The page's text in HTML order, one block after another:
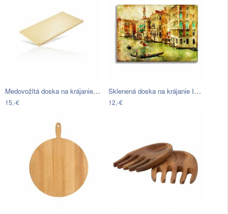
Medovožltá doska na krájanie Zone…
15,-€
Sklenená doska na krájanie Insigne…
12,-€